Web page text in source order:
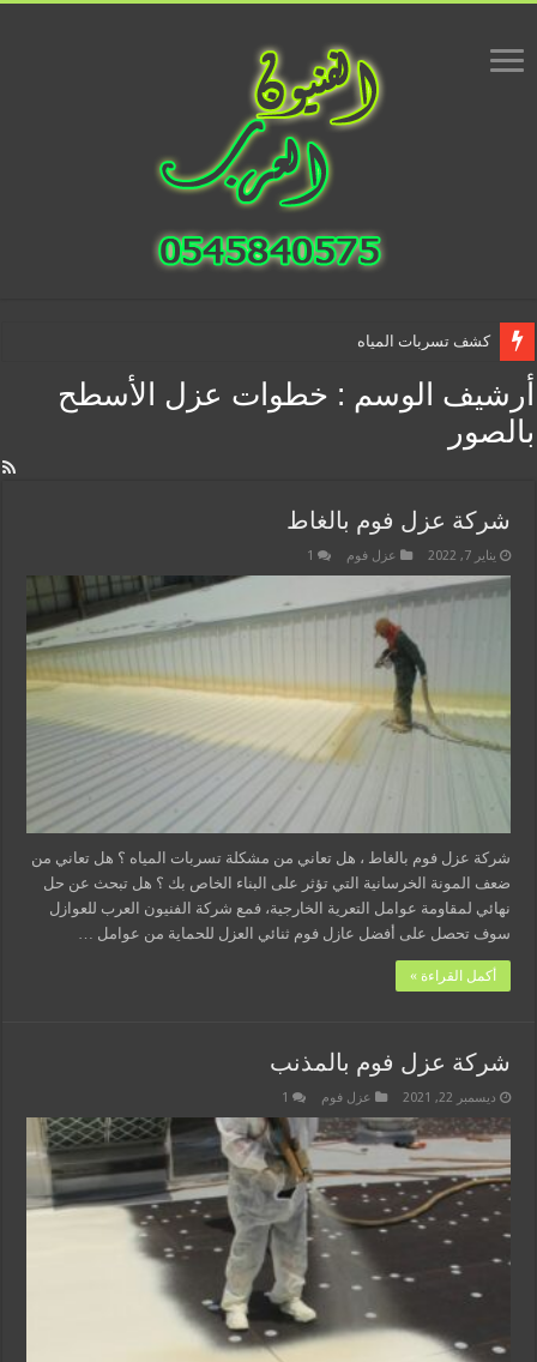
كشف تسربات المياه
أرشيف الوسم : خطوات عزل الأسطح
بالصور
شركة عزل فوم بالغاط
يناير 7, 2022 عزل فوم 1
شركة عزل فوم بالغاط ، هل تعاني من مشكلة تسربات المياه ؟ هل تعاني من
ضعف المونة الخرسانية التي تؤثر على البناء الخاص بك ؟ هل تبحث عن حل
نهائي لمقاومة عوامل التعرية الخارجية، فمع شركة الفنيون العرب للعوازل
سوف تحصل على أفضل عازل فوم ثنائي العزل للحماية من عوامل …
أكمل القراءة »
شركة عزل فوم بالمذنب
ديسمبر 22, 2021 عزل فوم 1